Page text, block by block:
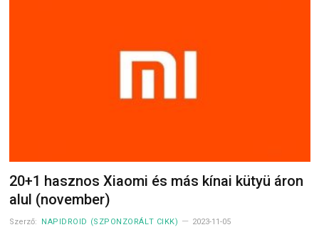
20+1 hasznos Xiaomi és más kínai kütyü áron
alul (november)
Szerző: NAPIDROID (SZPONZORÁLT CIKK) 2023-11-05